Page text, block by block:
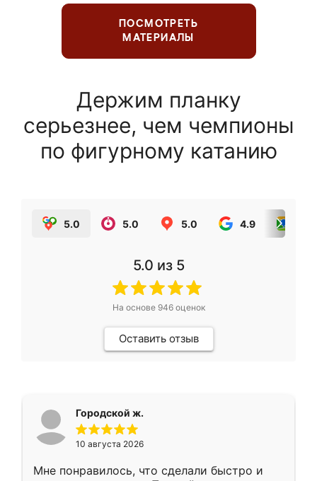
ПОСМОТРЕТЬ
МАТЕРИАЛЫ
Держим планку
серьезнее, чем чемпионы
по фигурному катанию
5.0 5.0 5.0 4.9
5.0 из 5
На основе 946оценок
Оставить отзыв
Городской ж.
10 августа 2026
Мне понравилось, что сделали быстро и